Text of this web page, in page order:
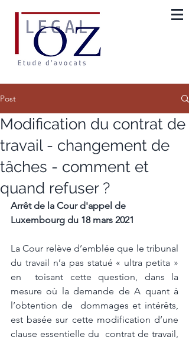
Post
Modification du contrat de
travail - changement de
tâches - comment et
quand refuser ?
Arrêt de la Cour d'appel de
Luxembourg du 18 mars 2021
La Cour relève d’emblée que le tribunal
du travail n’a pas statué « ultra petita »
en  toisant cette question, dans la
mesure où la demande de A quant à
l’obtention de  dommages et intérêts,
est basée sur cette modification d’une
clause essentielle du  contrat de travail,